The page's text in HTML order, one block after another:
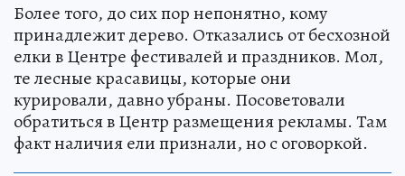
Более того, до сих пор непонятно, кому
принадлежит дерево. Отказались от бесхозной
елки в Центре фестивалей и праздников. Мол,
те лесные красавицы, которые они
курировали, давно убраны. Посоветовали
обратиться в Центр размещения рекламы. Там
факт наличия ели признали, но с оговоркой.